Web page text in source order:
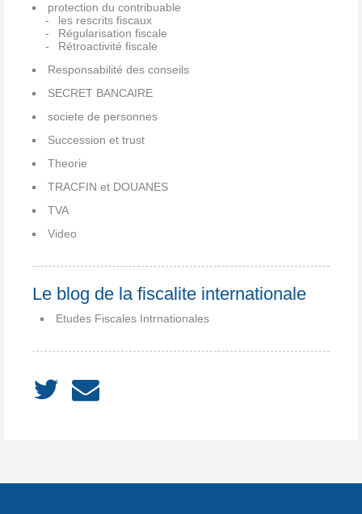
protection du contribuable
les rescrits fiscaux
Régularisation fiscale
Rétroactivité fiscale
Responsabilité des conseils
SECRET BANCAIRE
societe de personnes
Succession et trust
Theorie
TRACFIN et DOUANES
TVA
Video
Le blog de la fiscalite internationale
Etudes Fiscales Intrnationales